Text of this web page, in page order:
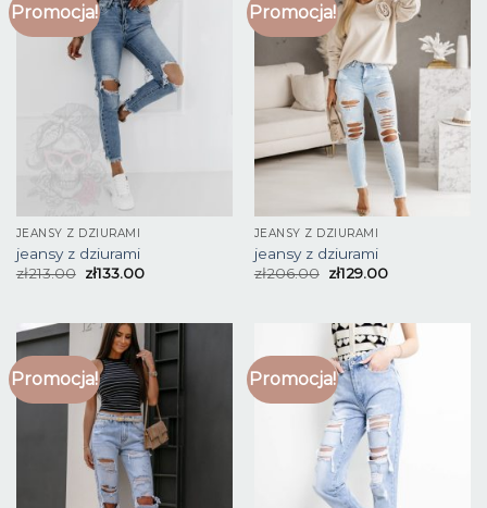
Promocja!
JEANSY Z DZIURAMI
jeansy z dziurami
zł213.00 zł133.00
Promocja!
JEANSY Z DZIURAMI
jeansy z dziurami
zł206.00 zł129.00
Promocja! Promocja!